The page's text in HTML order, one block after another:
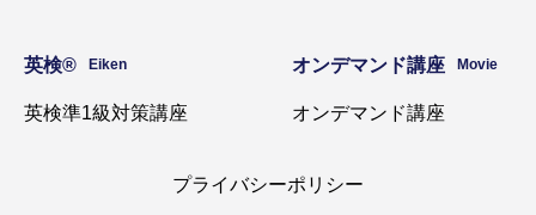
英検®️ Eiken
英検準1級対策講座
オンデマンド講座 Movie
オンデマンド講座
プライバシーポリシー